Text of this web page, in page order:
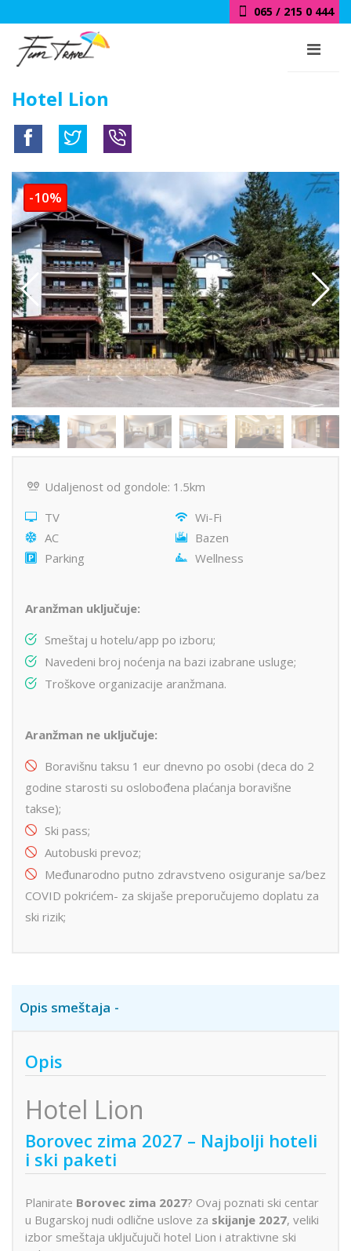
065 / 215 0 444
Hotel Lion
Udaljenost od gondole: 1.5km
TV
Wi-Fi
AC
Bazen
Parking
Wellness
Aranžman uključuje:
Smeštaj u hotelu/app po izboru;
Navedeni broj noćenja na bazi izabrane usluge;
Troškove organizacije aranžmana.
Aranžman ne uključuje:
Boravišnu taksu 1 eur dnevno po osobi (deca do 2
godine starosti su oslobođena plaćanja boravišne
takse);
Ski pass;
Autobuski prevoz;
Međunarodno putno zdravstveno osiguranje sa/bez
COVID pokrićem- za skijaše preporučujemo doplatu za
ski rizik;
Opis smeštaja
Opis
Hotel Lion
Borovec zima 2027 – Najbolji hoteli
i ski paketi
Planirate Borovec zima 2027? Ovaj poznati ski centar
u Bugarskoj nudi odlične uslove za skijanje 2027, veliki
izbor smeštaja uključujuči hotel Lion i atraktivne ski